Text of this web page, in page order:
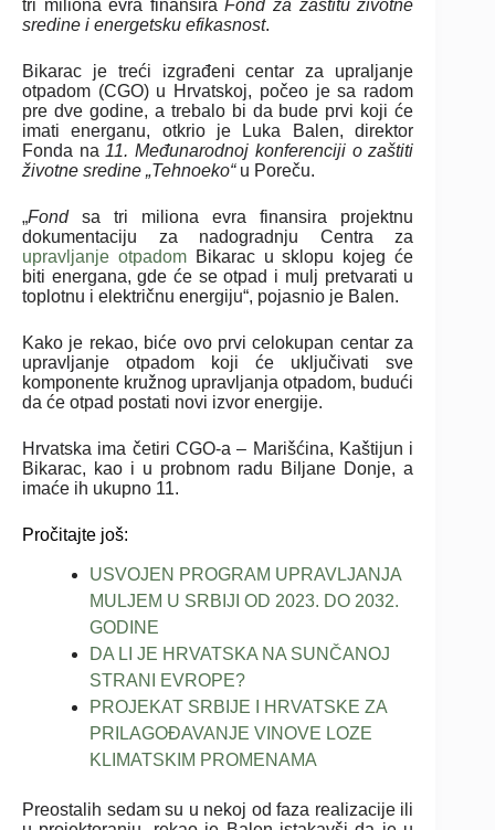
tri miliona evra finansiraFond za zaštitu životne
sredine i energetsku efikasnost.
Bikarac je treći izgrađeni centar za upraljanje
otpadom (CGO) u Hrvatskoj, počeo je sa radom
pre dve godine, a trebalo bi da bude prvi koji će
imati energanu, otkrio je Luka Balen, direktor
Fonda na 11. Međunarodnoj konferenciji o zaštiti
životne sredine „Tehnoeko“u Poreču.
„Fondsa tri miliona evra finansira projektnu
dokumentaciju za nadogradnju Centra za
upravljanje otpadomBikarac u sklopu kojeg će
biti energana, gde će se otpad i mulj pretvarati u
toplotnu i električnu energiju“, pojasnio je Balen.
Kako je rekao, biće ovo prvi celokupan centar za
upravljanje otpadom koji će uključivati sve
komponente kružnog upravljanja otpadom, budući
da će otpad postati novi izvor energije.
Hrvatska ima četiri CGO-a – Marišćina, Kaštijun i
Bikarac, kao i u probnom radu Biljane Donje, a
imaće ih ukupno 11.
Pročitajte još:
USVOJEN PROGRAM UPRAVLJANJA
MULJEM U SRBIJI OD 2023. DO 2032.
GODINE
DA LI JE HRVATSKA NA SUNČANOJ
STRANI EVROPE?
PROJEKAT SRBIJE I HRVATSKE ZA
PRILAGOĐAVANJE VINOVE LOZE
KLIMATSKIM PROMENAMA
Preostalih sedam su u nekoj od faza realizacije ili